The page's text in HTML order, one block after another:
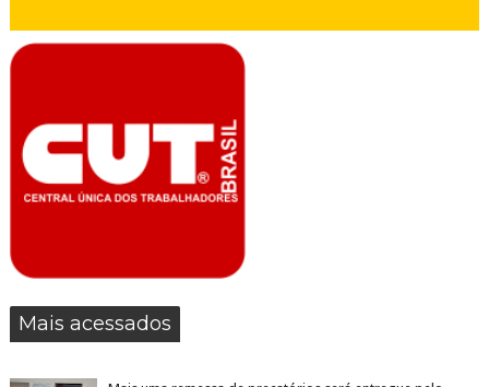
Mais acessados